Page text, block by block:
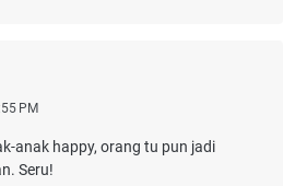
PM
anak happy, orang tu pun jadi
Seru!